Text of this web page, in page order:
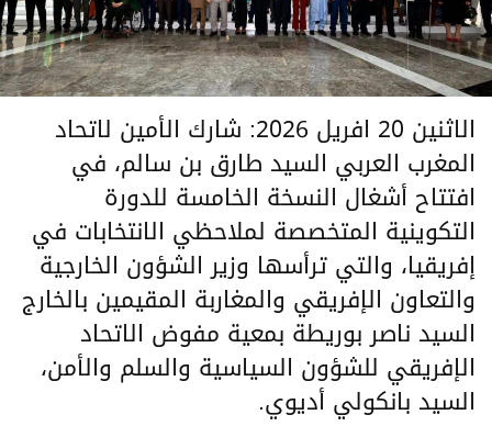
الاثنين 20 افريل 2026: شارك الأمين لاتحاد
المغرب العربي السيد طارق بن سالم، في
افتتاح أشغال النسخة الخامسة للدورة
التكوينية المتخصصة لملاحظي الانتخابات في
إفريقيا، والتي ترأسها وزير الشؤون الخارجية
والتعاون الإفريقي والمغاربة المقيمين بالخارج
السيد ناصر بوريطة بمعية مفوض الاتحاد
الإفريقي للشؤون السياسية والسلم والأمن،
السيد بانكولي أديوي.